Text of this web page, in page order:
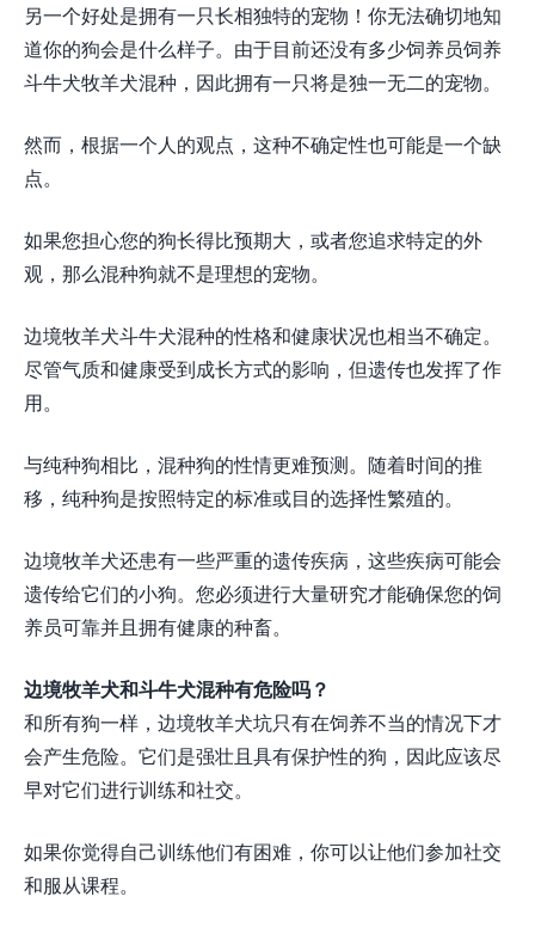
另一个好处是拥有一只长相独特的宠物！你无法确切地知
道你的狗会是什么样子。由于目前还没有多少饲养员饲养
斗牛犬牧羊犬混种，因此拥有一只将是独一无二的宠物。
然而，根据一个人的观点，这种不确定性也可能是一个缺
点。
如果您担心您的狗长得比预期大，或者您追求特定的外
观，那么混种狗就不是理想的宠物。
边境牧羊犬斗牛犬混种的性格和健康状况也相当不确定。
尽管气质和健康受到成长方式的影响，但遗传也发挥了作
用。
与纯种狗相比，混种狗的性情更难预测。随着时间的推
移，纯种狗是按照特定的标准或目的选择性繁殖的。
边境牧羊犬还患有一些严重的遗传疾病，这些疾病可能会
遗传给它们的小狗。您必须进行大量研究才能确保您的饲
养员可靠并且拥有健康的种畜。
边境牧羊犬和斗牛犬混种有危险吗？
和所有狗一样，边境牧羊犬坑只有在饲养不当的情况下才
会产生危险。它们是强壮且具有保护性的狗，因此应该尽
早对它们进行训练和社交。
如果你觉得自己训练他们有困难，你可以让他们参加社交
和服从课程。